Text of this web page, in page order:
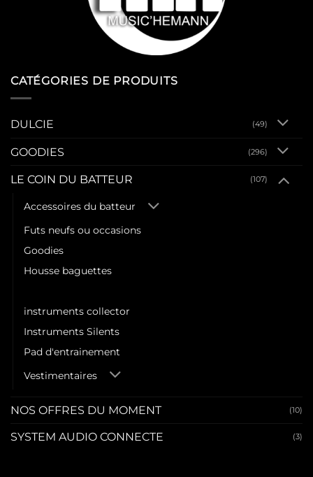
CATÉGORIES DE PRODUITS
DULCIE (49)
GOODIES (296)
LE COIN DU BATTEUR (107)
Accessoires du batteur
Futs neufs ou occasions
Goodies
Housse baguettes
instruments collector
Instruments Silents
Pad d'entrainement
Vestimentaires
NOS OFFRES DU MOMENT (10)
SYSTEM AUDIO CONNECTE (3)